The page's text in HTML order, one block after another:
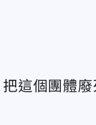
這個團體